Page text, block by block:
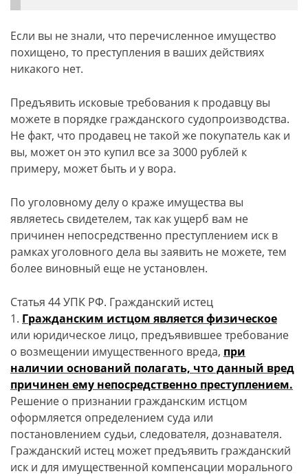
Если вы не знали, что перечисленное имущество
похищено, то преступления в ваших действиях
никакого нет.
Предъявить исковые требования к продавцу вы
можете в порядке гражданского судопроизводства.
Не факт, что продавец не такой же покупатель как и
вы, может он это купил все за 3000 рублей к
примеру, может быть и у вора.
По уголовному делу о краже имущества вы
являетесь свидетелем, так как ущерб вам не
причинен непосредственно преступлением иск в
рамках уголовного дела вы заявить не можете, тем
более виновный еще не установлен.
Статья 44 УПК РФ. Гражданский истец
1. Гражданским истцом является физическое
или юридическое лицо, предъявившее требование
о возмещении имущественного вреда, при
наличии оснований полагать, что данный вред
причинен ему непосредственно преступлением.
Решение о признании гражданским истцом
оформляется определением суда или
постановлением судьи, следователя, дознавателя.
Гражданский истец может предъявить гражданский
иск и для имущественной компенсации морального